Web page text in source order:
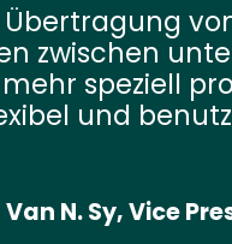
zwischen
speziell
und
Van N. Sy, Vice